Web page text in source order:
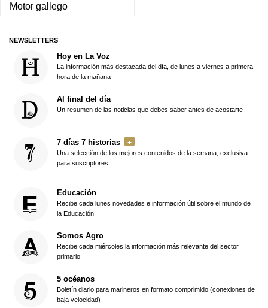
Motor gallego
NEWSLETTERS
Hoy en La Voz
La información más destacada del día, de lunes a viernes a primera
hora de la mañana
Al final del día
Un resumen de las noticias que debes saber antes de acostarte
7 días 7 historias
Una selección de los mejores contenidos de la semana, exclusiva
para suscriptores
Educación
Recibe cada lunes novedades e información útil sobre el mundo de
la Educación
Somos Agro
Recibe cada miércoles la información más relevante del sector
primario
5 océanos
Boletín diario para marineros en formato comprimido (conexiones de
baja velocidad)